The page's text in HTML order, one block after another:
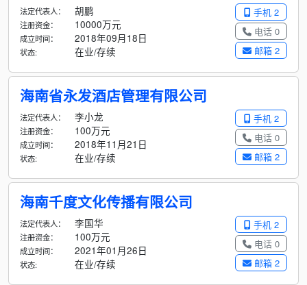
手机 2
电话 0
邮箱 2
法定代表人： 胡鹏
注册资金： 10000万元
成立时间： 2018年09月18日
状态: 在业/存续
海南省永发酒店管理有限公司
手机 2
电话 0
邮箱 2
法定代表人： 李小龙
注册资金： 100万元
成立时间： 2018年11月21日
状态: 在业/存续
海南千度文化传播有限公司
手机 2
电话 0
邮箱 2
法定代表人： 李国华
注册资金： 100万元
成立时间： 2021年01月26日
状态: 在业/存续